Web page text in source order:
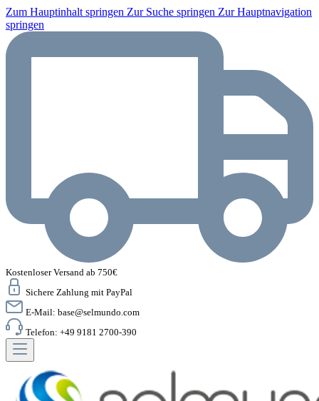
Zum Hauptinhalt springen Zur Suche springen Zur Hauptnavigation
springen
Kostenloser Versand ab 750€
Sichere Zahlung mit PayPal
E-Mail: base@selmundo.com
Telefon: +49 9181 2700-390